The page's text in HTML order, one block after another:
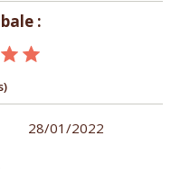
:
28/01/2022